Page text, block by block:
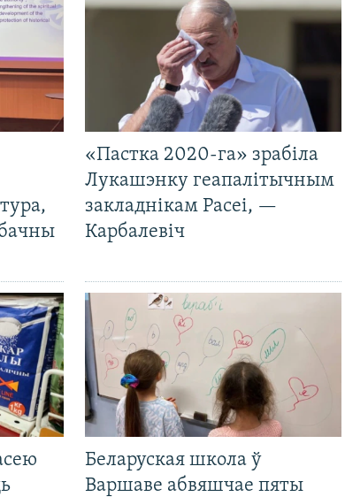
«Пастка 2020-га» зрабіла
Лукашэнку геапалітычным
закладнікам Расеі, —
Карбалевіч
Беларуская школа ў
Варшаве абвяшчае пяты